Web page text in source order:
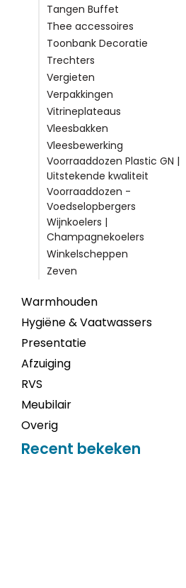
Tangen Buffet
Thee accessoires
Toonbank Decoratie
Trechters
Vergieten
Verpakkingen
Vitrineplateaus
Vleesbakken
Vleesbewerking
Voorraaddozen Plastic GN |
Uitstekende kwaliteit
Voorraaddozen -
Voedselopbergers
Wijnkoelers |
Champagnekoelers
Winkelscheppen
Zeven
Warmhouden
Hygiëne & Vaatwassers
Presentatie
Afzuiging
RVS
Meubilair
Overig
Recent bekeken